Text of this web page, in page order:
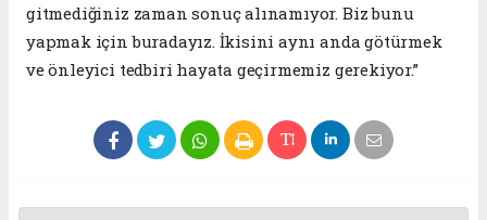
gitmediğiniz zaman sonuç alınamıyor. Biz bunu
yapmak için buradayız. İkisini aynı anda götürmek
ve önleyici tedbiri hayata geçirmemiz gerekiyor.”